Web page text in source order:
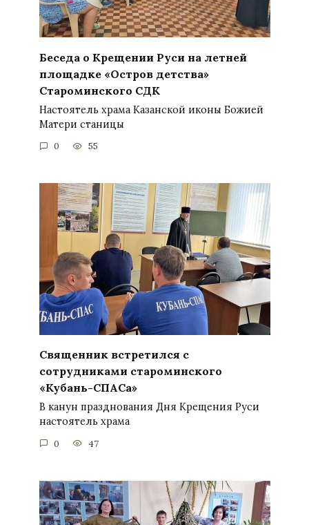
Беседа о Крещении Руси на летней
площадке «Остров детства»
Староминского СДК
Настоятель храма Казанской иконы Божией
Матери станицы
0 55
Священник встретился с
сотрудниками староминского
«Кубань-СПАСа»
В канун празднования Дня Крещения Руси
настоятель храма
0 47